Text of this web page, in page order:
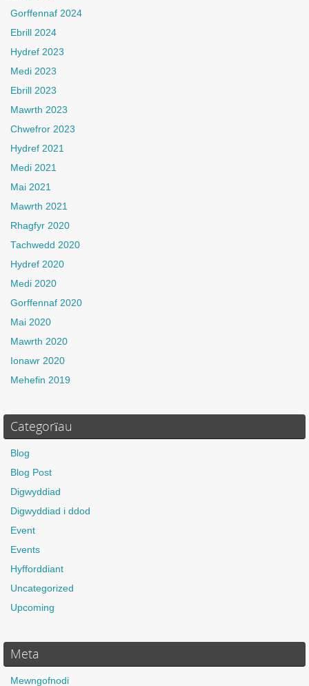
Gorffennaf 2024
Ebrill 2024
Hydref 2023
Medi 2023
Ebrill 2023
Mawrth 2023
Chwefror 2023
Hydref 2021
Medi 2021
Mai 2021
Mawrth 2021
Rhagfyr 2020
Tachwedd 2020
Hydref 2020
Medi 2020
Gorffennaf 2020
Mai 2020
Mawrth 2020
Ionawr 2020
Mehefin 2019
Categorïau
Blog
Blog Post
Digwyddiad
Digwyddiad i ddod
Event
Events
Hyfforddiant
Uncategorized
Upcoming
Meta
Mewngofnodi